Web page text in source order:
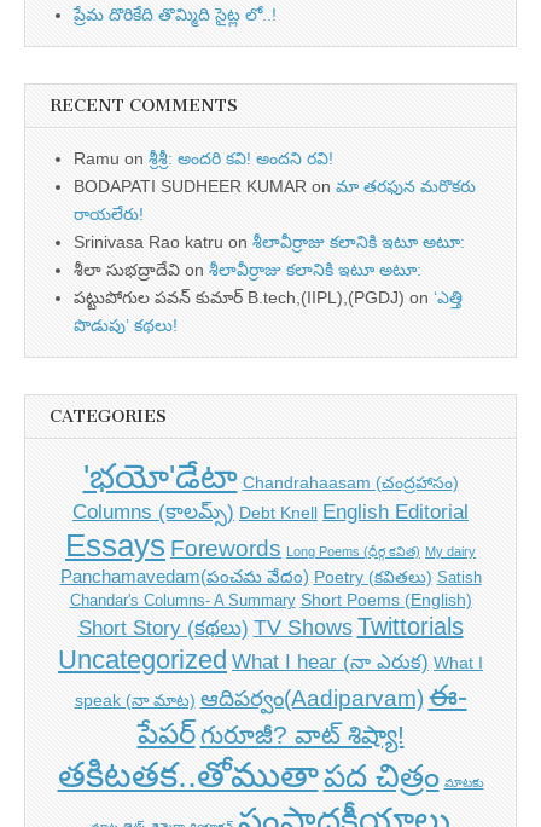
ప్రేమ దొరికేది తొమ్మిది సైట్ల లో..!
RECENT COMMENTS
Ramu on శ్రీశ్రీ: అందరి కవి! అందని రవి!
BODAPATI SUDHEER KUMAR on మా తరఫున మరొకరు
రాయలేరు!
Srinivasa Rao katru on శీలావీర్రాజు కలానికి ఇటూ అటూ:
శీలా సుభద్రాదేవి on శీలావీర్రాజు కలానికి ఇటూ అటూ:
పట్టుపోగుల పవన్ కుమార్ B.tech,(IIPL),(PGDJ) on ‘ఎత్తి
పొడుపు’ కథలు!
CATEGORIES
'భయో'డేటా Chandrahaasam (చంద్రహాసం)
Columns (కాలమ్స్) Debt Knell English Editorial
Essays Forewords Long Poems (ధీర్గ కవిత) My dairy
Panchamavedam(పంచమ వేదం) Poetry (కవితలు) Satish
Chandar's Columns- A Summary Short Poems (English)
Short Story (కథలు) TV Shows Twittorials
Uncategorized What I hear (నా ఎరుక) What I
speak (నా మాట) ఆదిపర్వం(Aadiparvam) ఈ-
పేపర్గురూజీ? వాట్ శిష్యా!
తకిటతక..తోముతాపద చిత్రం మాటకు
సంపాదకీయాలు